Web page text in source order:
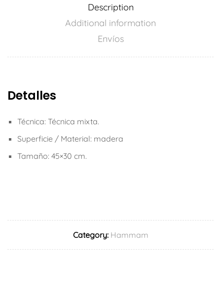
Description
Additional information
Envíos
Detalles
Técnica: Técnica mixta.
Superficie / Material: madera
Tamaño: 45×30 cm.
Category: Hammam